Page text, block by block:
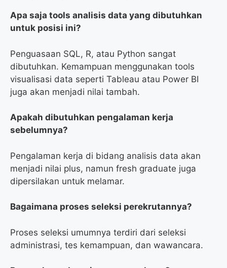
Apa saja tools analisis data yang dibutuhkan
untuk posisi ini?
Penguasaan SQL, R, atau Python sangat
dibutuhkan. Kemampuan menggunakan tools
visualisasi data seperti Tableau atau Power BI
juga akan menjadi nilai tambah.
Apakah dibutuhkan pengalaman kerja
sebelumnya?
Pengalaman kerja di bidang analisis data akan
menjadi nilai plus, namun fresh graduate juga
dipersilakan untuk melamar.
Bagaimana proses seleksi perekrutannya?
Proses seleksi umumnya terdiri dari seleksi
administrasi, tes kemampuan, dan wawancara.